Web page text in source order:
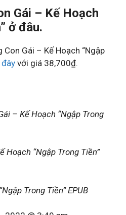
Gái – Kế Hoạch
ở đâu.
Gái – Kế Hoạch “Ngập
với giá 38,700₫.
– Kế Hoạch “Ngập Trong
Hoạch “Ngập Trong Tiền”
Trong Tiền” EPUB